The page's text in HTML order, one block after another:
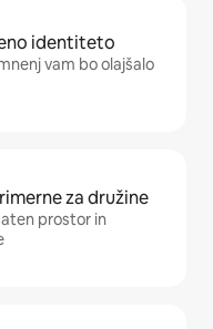
identiteto
vam bo olajšalo
za družine
prostor in